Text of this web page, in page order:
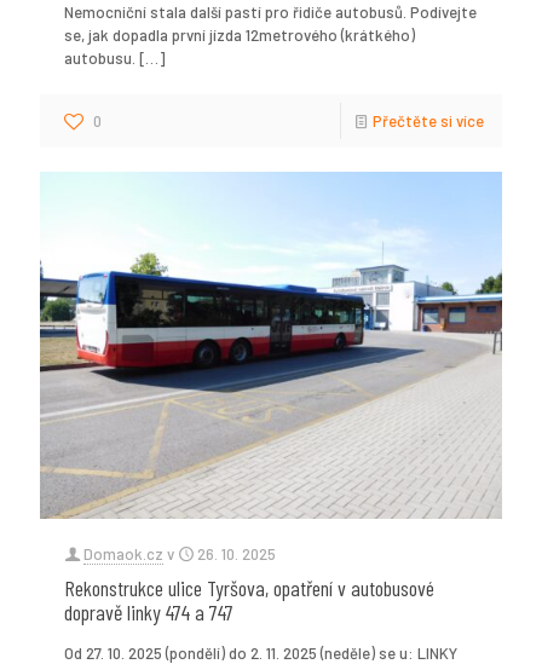
Nemocniční stala další pastí pro řidiče autobusů. Podívejte
se, jak dopadla první jízda 12metrového (krátkého)
autobusu. […]
0 Přečtěte si více
Domaok.cz v 26. 10. 2025
Rekonstrukce ulice Tyršova, opatření v autobusové
dopravě linky 474 a 747
Od 27. 10. 2025 (pondělí) do 2. 11. 2025 (neděle) se u: LINKY